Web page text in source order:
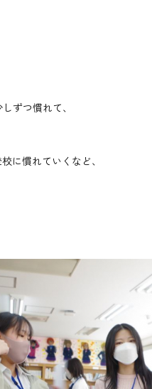
ずつ慣れて、
に慣れていくなど、